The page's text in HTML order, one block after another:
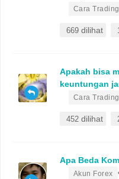
Cara Trading
669 dilihat
Apakah bisa
keuntungan
Cara Trading
452 dilihat
Apa Beda
Akun Forex